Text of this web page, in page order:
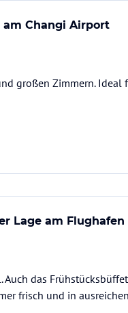
Changi Airport
großen Zimmern. Ideal
Lage am Flughafen
das
frisch und in